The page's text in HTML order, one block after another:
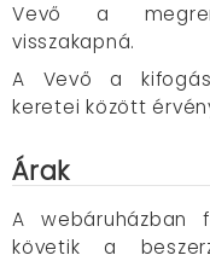
Vevő a
visszakapná.
A Vevő a
keretei között
Árak
A webáruházban
követik a